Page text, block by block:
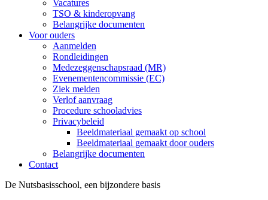
Vacatures
TSO & kinderopvang
Belangrijke documenten
Voor ouders
Aanmelden
Rondleidingen
Medezeggenschapsraad (MR)
Evenementencommissie (EC)
Ziek melden
Verlof aanvraag
Procedure schooladvies
Privacybeleid
Beeldmateriaal gemaakt op school
Beeldmateriaal gemaakt door ouders
Belangrijke documenten
Contact
De Nutsbasisschool, een bijzondere basis